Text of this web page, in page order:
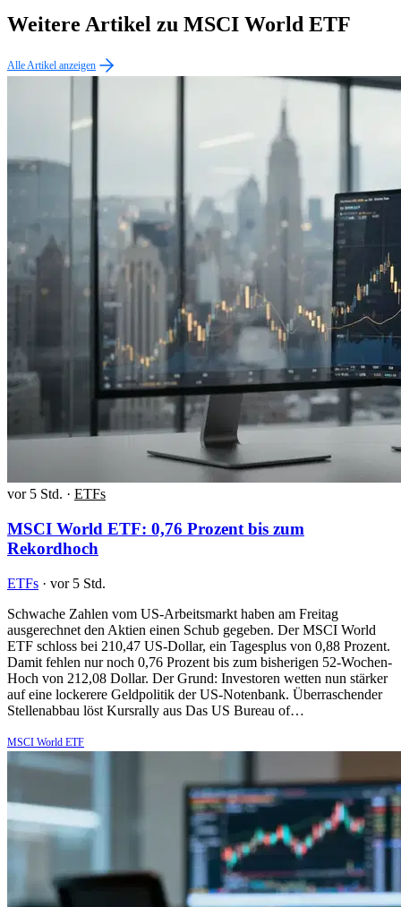
Weitere Artikel zu MSCI World ETF
Alle Artikel anzeigen
vor 5 Std. · ETFs
MSCI World ETF: 0,76 Prozent bis zum
Rekordhoch
ETFs · vor 5 Std.
Schwache Zahlen vom US-Arbeitsmarkt haben am Freitag
ausgerechnet den Aktien einen Schub gegeben. Der MSCI World
ETF schloss bei 210,47 US-Dollar, ein Tagesplus von 0,88 Prozent.
Damit fehlen nur noch 0,76 Prozent bis zum bisherigen 52-Wochen-
Hoch von 212,08 Dollar. Der Grund: Investoren wetten nun stärker
auf eine lockerere Geldpolitik der US-Notenbank. Überraschender
Stellenabbau löst Kursrally aus Das US Bureau of…
MSCI World ETF